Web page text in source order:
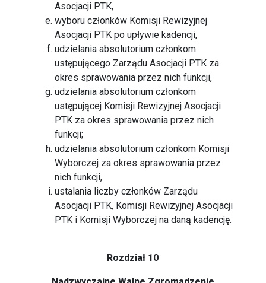
Asocjacji PTK,
wyboru członków Komisji Rewizyjnej
Asocjacji PTK po upływie kadencji,
udzielania absolutorium członkom
ustępującego Zarządu Asocjacji PTK za
okres sprawowania przez nich funkcji,
udzielania absolutorium członkom
ustępującej Komisji Rewizyjnej Asocjacji
PTK za okres sprawowania przez nich
funkcji;
udzielania absolutorium członkom Komisji
Wyborczej za okres sprawowania przez
nich funkcji,
ustalania liczby członków Zarządu
Asocjacji PTK, Komisji Rewizyjnej Asocjacji
PTK i Komisji Wyborczej na daną kadencję.
Rozdział 10